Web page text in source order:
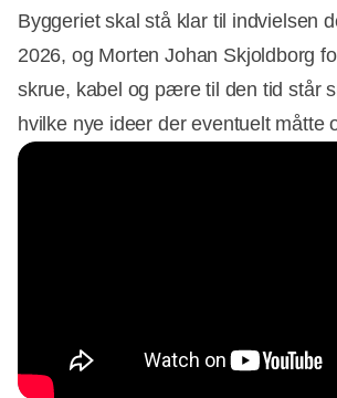
Byggeriet skal stå klar til indvielsen
2026, og Morten Johan Skjoldborg
skrue, kabel og pære til den tid står
hvilke nye ideer der eventuelt måtte